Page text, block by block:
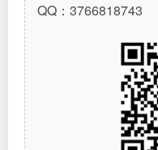
QQ：3766818743